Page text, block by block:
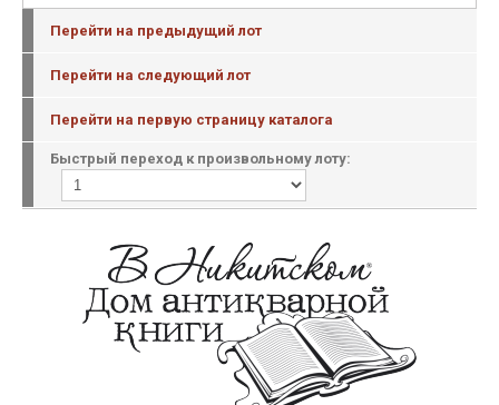
Перейти на предыдущий лот
Перейти на следующий лот
Перейти на первую страницу каталога
Быстрый переход к произвольному лоту: